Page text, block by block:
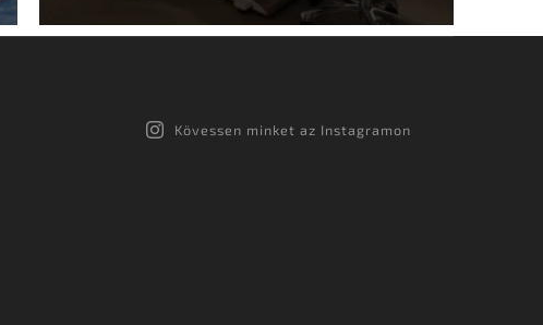
Kövessen minket az Instagramon